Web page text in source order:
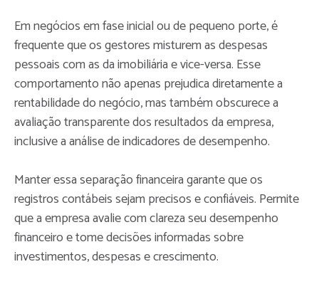
Em negócios em fase inicial ou de pequeno porte, é
frequente que os gestores misturem as despesas
pessoais com as da imobiliária e vice-versa. Esse
comportamento não apenas prejudica diretamente a
rentabilidade do negócio, mas também obscurece a
avaliação transparente dos resultados da empresa,
inclusive a análise de indicadores de desempenho.
Manter essa separação financeira garante que os
registros contábeis sejam precisos e confiáveis. Permite
que a empresa avalie com clareza seu desempenho
financeiro e tome decisões informadas sobre
investimentos, despesas e crescimento.